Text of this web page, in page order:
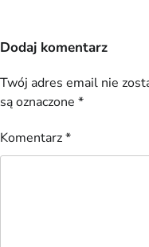
Dodaj komentarz
Twój adres email nie
są oznaczone *
Komentarz*